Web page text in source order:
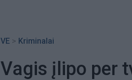
VE > Kriminalai
Vagis įlipo per